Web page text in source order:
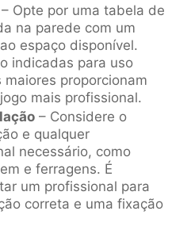
– Opte por uma tabela de
na parede com um
espaço disponível.
indicadas para uso
proporcionam
mais profissional.
– Considere o
e qualquer
necessário, como
e ferragens. É
um profissional para
correta e uma fixação